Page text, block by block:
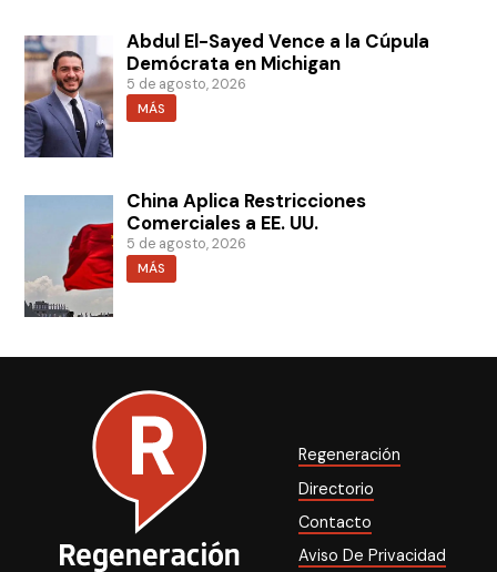
Abdul El-Sayed Vence a la Cúpula
Demócrata en Michigan
5 de agosto, 2026
MÁS
China Aplica Restricciones
Comerciales a EE. UU.
5 de agosto, 2026
MÁS
Regeneración
Directorio
Contacto
Aviso De Privacidad